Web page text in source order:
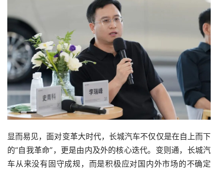
显而易见，面对变革大时代，长城汽车不仅仅是在自上而下
的“自我革命”，更是由内及外的核心迭代。变则通，长城汽
车从来没有固守成规，而是积极应对国内外市场的不确定